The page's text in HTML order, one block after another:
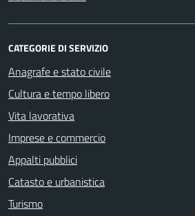
CATEGORIE DI SERVIZIO
Anagrafe e stato civile
Cultura e tempo libero
Vita lavorativa
Imprese e commercio
Appalti pubblici
Catasto e urbanistica
Turismo